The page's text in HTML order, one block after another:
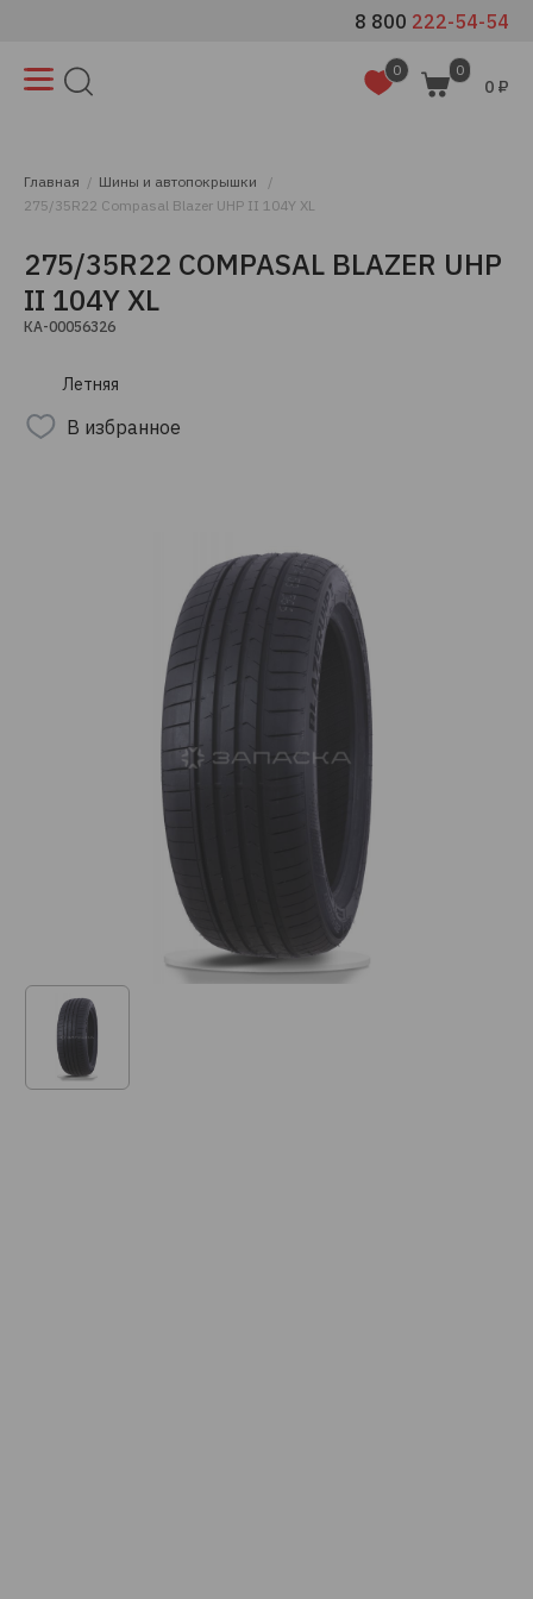
8 800 222-54-54
0 0
0 ₽
Главная
Шины и автопокрышки
275/35R22 Compasal Blazer UHP II 104Y XL
275/35R22 COMPASAL BLAZER UHP
II 104Y XL
КА-00056326
Летняя
В избранное